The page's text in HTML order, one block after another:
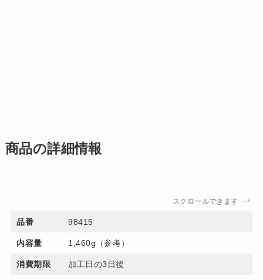
商品の詳細情報
スクロールできます
品番 98415
内容量 1,460g（参考）
消費期限 加工日の3日後